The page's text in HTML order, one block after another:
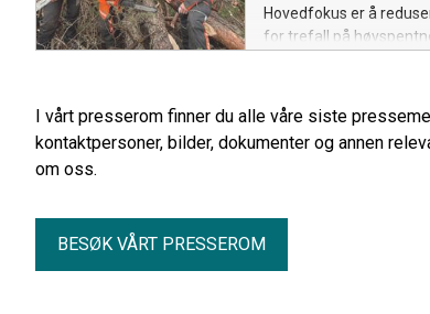
Hovedfokus er å
for trefall på
I vårt presserom finner du alle våre siste
kontaktpersoner, bilder, dokumenter og annen
om oss.
BESØK VÅRT PRESSEROM